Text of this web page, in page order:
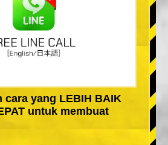
cara yang LEBIH BAIK
untuk membuat